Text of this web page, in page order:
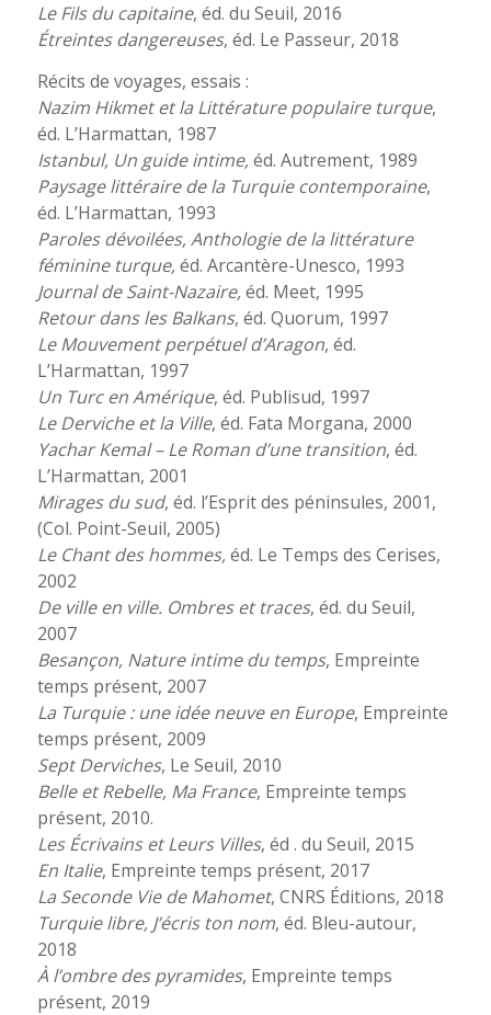
Le Fils du capitaine, éd. du Seuil, 2016
Étreintes dangereuses, éd. Le Passeur, 2018
Récits de voyages, essais :
Nazim Hikmet et la Littérature populaire turque,
éd. L’Harmattan, 1987
Istanbul, Un guide intime,éd. Autrement, 1989
Paysage littéraire de la Turquie contemporaine,
éd. L’Harmattan, 1993
Paroles dévoilées, Anthologie de la littérature
féminine turque,éd. Arcantère-Unesco, 1993
Journal de Saint-Nazaire,éd. Meet, 1995
Retour dans les Balkans, éd. Quorum, 1997
Le Mouvement perpétuel d’Aragon, éd.
L’Harmattan, 1997
Un Turc en Amérique, éd. Publisud, 1997
Le Derviche et la Ville, éd. Fata Morgana, 2000
Yachar Kemal – Le Roman d’une transition, éd.
L’Harmattan, 2001
Mirages du sud, éd. l’Esprit des péninsules, 2001,
(Col. Point-Seuil, 2005)
Le Chant des hommes,éd. Le Temps des Cerises,
2002
De ville en ville. Ombres et traces, éd. du Seuil,
2007
Besançon, Nature intime du temps, Empreinte
temps présent, 2007
La Turquie : une idée neuve en Europe, Empreinte
temps présent, 2009
Sept Derviches, Le Seuil, 2010
Belle et Rebelle, Ma France, Empreinte temps
présent, 2010.
Les Écrivains et Leurs Villes, éd . du Seuil, 2015
En Italie, Empreinte temps présent, 2017
La Seconde Vie de Mahomet, CNRS Éditions, 2018
Turquie libre, J’écris ton nom, éd. Bleu-autour,
2018
À l’ombre des pyramides, Empreinte temps
présent, 2019